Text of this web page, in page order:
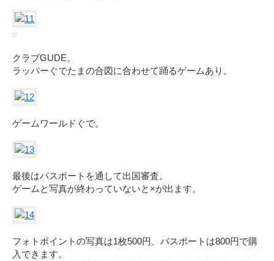
クラブGUDE。
ラッパーぐでたまの合図に合わせて踊るゲームあり。
ゲームワールドぐで。
最後はパスポートを通して出国審査。
ゲームと写真が終わっていないと×が出ます。
フォトポイントの写真は1枚500円、パスポートは800円で購
入できます。